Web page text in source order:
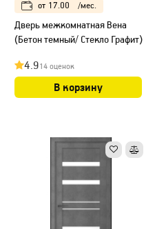
от 17.00 /мес.
Дверь межкомнатная Вена
(Бетон темный/ Стекло Графит)
4.914 оценок
В корзину